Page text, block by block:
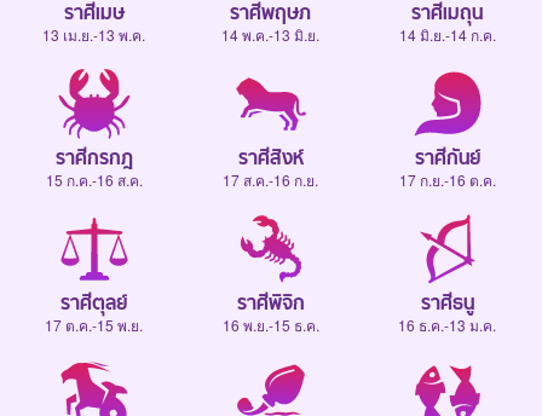
ราศีเมษ
13 เม.ย.-13 พ.ค.
ราศีพฤษภ
14 พ.ค.-13 มิ.ย.
ราศีเมถุน
14 มิ.ย.-14 ก.ค.
ราศีกรกฎ
15 ก.ค.-16 ส.ค.
ราศีสิงห์
17 ส.ค.-16 ก.ย.
ราศีกันย์
17 ก.ย.-16 ต.ค.
ราศีตุลย์
17 ต.ค.-15 พ.ย.
ราศีพิจิก
16 พ.ย.-15 ธ.ค.
ราศีธนู
16 ธ.ค.-13 ม.ค.